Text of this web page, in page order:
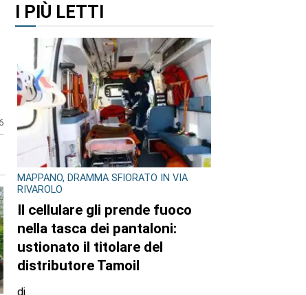
I PIÙ LETTI
MAPPANO, DRAMMA SFIORATO IN VIA
RIVAROLO
Il cellulare gli prende fuoco
nella tasca dei pantaloni:
ustionato il titolare del
distributore Tamoil
di